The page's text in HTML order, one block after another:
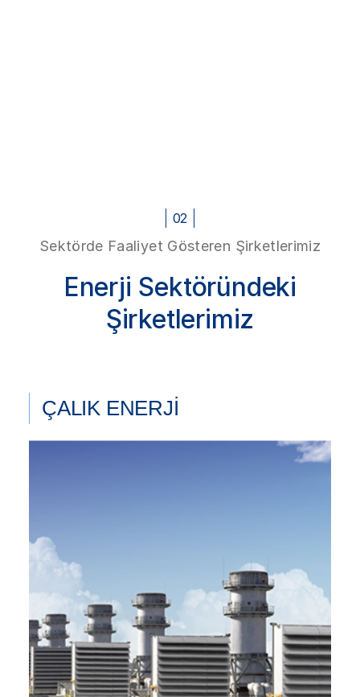
02
Sektörde Faaliyet Gösteren Şirketlerimiz
Enerji Sektöründeki
Şirketlerimiz
ÇALIK ENERJİ